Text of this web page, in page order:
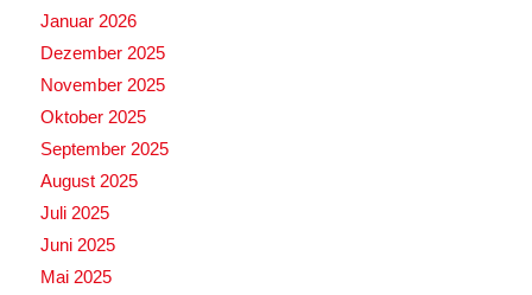
Januar 2026
Dezember 2025
November 2025
Oktober 2025
September 2025
August 2025
Juli 2025
Juni 2025
Mai 2025